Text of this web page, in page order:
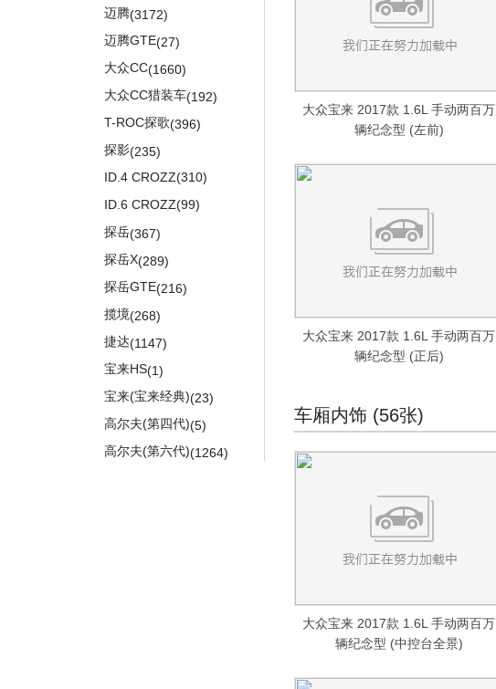
奥迪RS3(190)
奥迪TTS(548)
奥迪TT RS(298)
奥迪S1(21)
奥迪S3两厢(140)
奥迪RS Q3
奔驰CLA AMG
奔驰C级AMG
奔驰E级AMG(497)
奔驰S级AMG(882)
奔驰GLA AMG(302)
奔驰GLB AMG
奔驰GLC AMG(534)
奔驰GLE AMG(312)
奔驰GLS AMG
奔驰G AMG
奔驰AMG GT(909)
奔驰SLK AMG
奔驰SL AMG
奔驰SLS AMG
奔驰GL AMG(227)
奔驰ML AMG(590)
奔驰CLS AMG(686)
宝马X5M(571)
宝马X6M(793)
宝马1系M(503)
宝马M6(754)
比亚迪e6(392)
速锐(681)
宋DM(225)
宋EV(441)
比亚迪e5(443)
秦DM(607)
比亚迪S2(122)
元EV(439)
宋Pro EV(294)
比亚迪e1(24)
比亚迪F3(1460)
秦(5)
秦Pro(274)
宋(647)
宋PLUS(71)
唐(118)
宋MAX(399)
赛弗(14)
赛影(4)
风骏6(167)
悦翔两厢(218)
悦翔V3 (323)
悦翔V5(114)
悦翔V7(241)
长安CX20(661)
长安CX30三厢
长安CX30两厢(370)
志翔 (106)
奔奔(328)
杰勋(7)
睿骋(626)
睿骋CC(359)
凌轩(148)
长安CS35(699)
逸动XT(657)
长安CS55(375)
DS 4(366)
DS 5(177)
DS 7(海外)(10)
迈腾(3172)
迈腾GTE(27)
大众CC(1660)
大众CC猎装车(192)
T-ROC探歌(396)
探影(235)
ID.4 CROZZ(310)
ID.6 CROZZ(99)
探岳(367)
探岳X(289)
探岳GTE(216)
揽境(268)
捷达(1147)
宝来HS(1)
宝来(宝来经典)(23)
高尔夫(第四代)(5)
高尔夫(第六代)(1264)
大众宝来 2017款 1.6L 手动两百万
辆纪念型 (左前)
大众宝来 2017款 1.6L 手动两百万
辆纪念型 (正后)
车厢内饰 (56张)
大众宝来 2017款 1.6L 手动两百万
辆纪念型 (中控台全景)